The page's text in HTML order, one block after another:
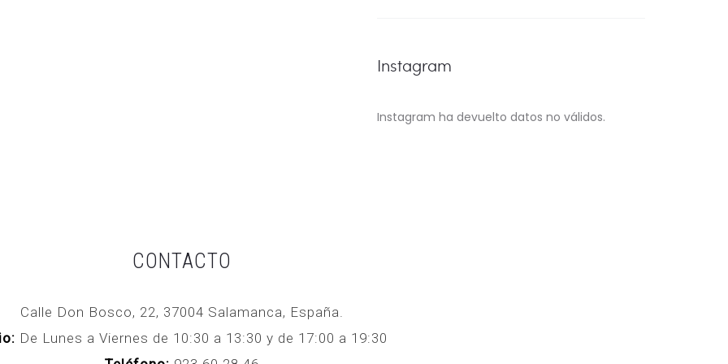
Instagram
Instagram ha devuelto datos no válidos.
CONTACTO
Calle Don Bosco, 22, 37004 Salamanca, España.
De Lunes a Viernes de 10:30 a 13:30 y de 17:00 a 19:30